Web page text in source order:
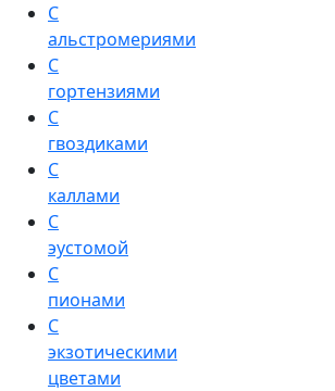
С
альстромериями
С
гортензиями
С
гвоздиками
С
каллами
С
эустомой
С
пионами
С
экзотическими
цветами